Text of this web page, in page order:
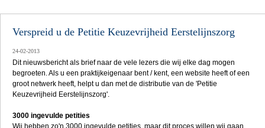
Verspreid u de Petitie Keuzevrijheid Eerstelijnszorg
24-02-2013
Dit nieuwsbericht als brief naar de vele lezers die wij elke dag mogen
begroeten. Als u een praktijkeigenaar bent / kent, een website heeft of een
groot netwerk heeft, helpt u dan met de distributie van de 'Petitie
Keuzevrijheid Eerstelijnszorg'.
3000 ingevulde petities